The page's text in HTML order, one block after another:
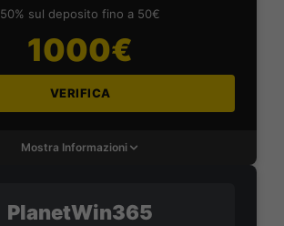
50% sul deposito fino a 50€
1000€
VERIFICA
Mostra Informazioni
PlanetWin365